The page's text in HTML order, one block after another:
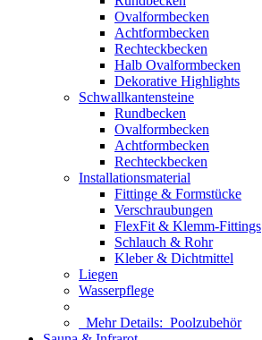
Ovalformbecken
Achtformbecken
Rechteckbecken
Halb Ovalformbecken
Dekorative Highlights
Schwallkantensteine
Rundbecken
Ovalformbecken
Achtformbecken
Rechteckbecken
Installationsmaterial
Fittinge & Formstücke
Verschraubungen
FlexFit & Klemm-Fittings
Schlauch & Rohr
Kleber & Dichtmittel
Liegen
Wasserpflege
Mehr Details: Poolzubehör